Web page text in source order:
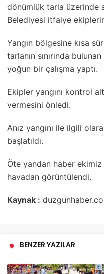
dönümlük tarla üzerinde
Belediyesi itfaiye
Yangın bölgesine kısa
tarlanın sınırında
yoğun bir çalışma yaptı.
Ekipler yangını kontrol
vermesini önledi.
Anız yangını ile ilgili
başlatıldı.
Öte yandan haber
havadan görüntülendi.
Kaynak :
BENZER YAZILAR